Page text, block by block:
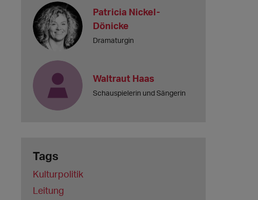
Patricia Nickel-
Dönicke
Dramaturgin
Waltraut Haas
Schauspielerin und Sängerin
Tags
Kulturpolitik
Leitung